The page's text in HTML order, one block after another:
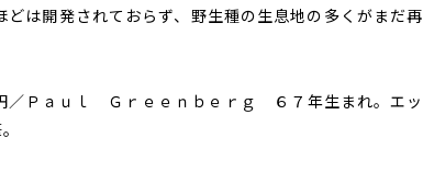
は開発されておらず、野生種の生息地の多くがまだ再
／Ｐａｕｌ Ｇｒｅｅｎｂｅｒｇ ６７年生まれ。エッ